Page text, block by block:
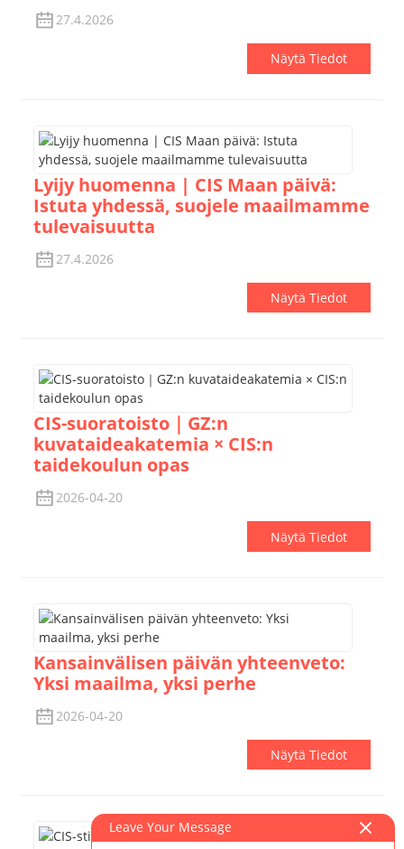
27.4.2026
Näytä Tiedot
Lyijy huomenna | CIS Maan päivä:
Istuta yhdessä, suojele maailmamme
tulevaisuutta
27.4.2026
Näytä Tiedot
CIS-suoratoisto｜GZ:n
kuvataideakatemia × CIS:n
taidekoulun opas
2026-04-20
Näytä Tiedot
Kansainvälisen päivän yhteenveto:
Yksi maailma, yksi perhe
2026-04-20
Näytä Tiedot
Leave Your Message